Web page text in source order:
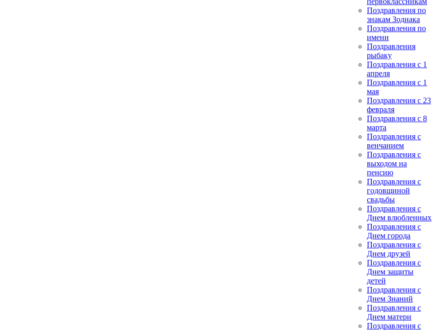
Поздравления по
знакам Зодиака
Поздравления по
имени
Поздравления
рыбаку
Поздравления с 1
апреля
Поздравления с 1
мая
Поздравления с 23
февраля
Поздравления с 8
марта
Поздравления с
венчанием
Поздравления с
выходом на
пенсию
Поздравления с
годовщиной
свадьбы
Поздравления с
Днем влюбленных
Поздравления с
Днем города
Поздравления с
Днем друзей
Поздравления с
Днем защиты
детей
Поздравления с
Днем Знаний
Поздравления с
Днем матери
Поздравления с